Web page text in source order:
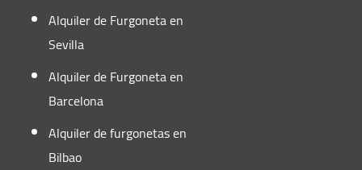
Alquiler de Furgoneta en
Sevilla
Alquiler de Furgoneta en
Barcelona
Alquiler de furgonetas en
Bilbao